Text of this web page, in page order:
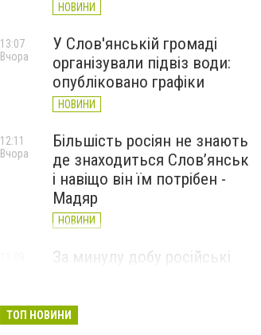
НОВИНИ
У Слов'янській громаді
організували підвіз води:
опубліковано графіки
НОВИНИ
13:07
Вчора
Більшість росіян не знають
де знаходиться Слов’янськ
і навіщо він їм потрібен -
Мадяр
НОВИНИ
12:11
Вчора
За минулу добу російські
великої війни: 6 серпня
ТОП НОВИНИ